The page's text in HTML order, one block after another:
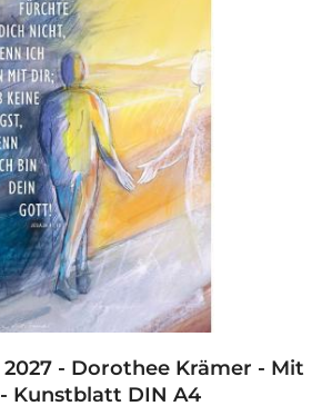
- Dorothee Krämer - Mit
Kunstblatt DIN A4